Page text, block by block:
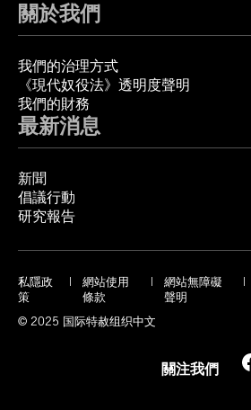
關於我們
我們的治理方式
《現代奴役法》透明度聲明
我們的財務
最新消息
新聞
倡議行動
研究報告
私隱政
策
網站使用
條款
網站無障礙
聲明
© 2025 国际特赦组织中文
關注我們 Facebook